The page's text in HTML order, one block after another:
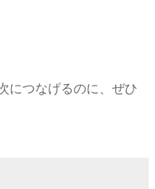
につなげるのに、ぜひ